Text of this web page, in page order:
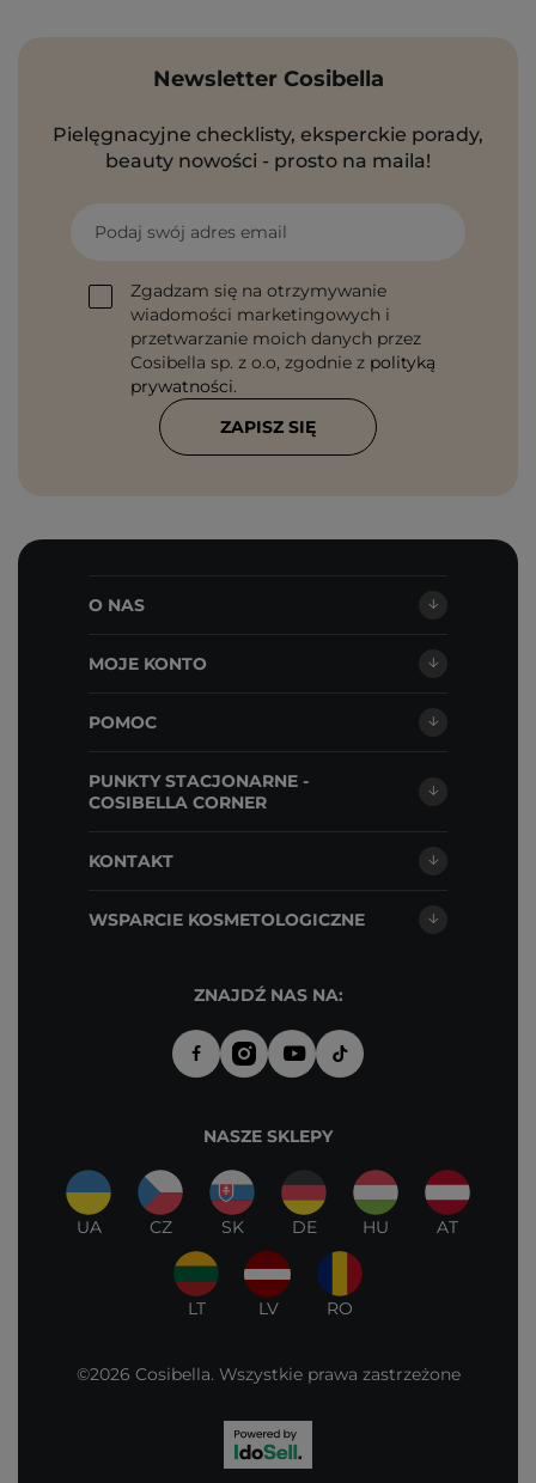
Newsletter Cosibella
Pielęgnacyjne checklisty, eksperckie porady,
beauty nowości - prosto na maila!
Podaj swój adres email
Zgadzam się na otrzymywanie
wiadomości marketingowych i
przetwarzanie moich danych przez
Cosibella sp. z o.o, zgodnie z polityką
prywatności.
ZAPISZ SIĘ
O NAS
MOJE KONTO
POMOC
PUNKTY STACJONARNE -
COSIBELLA CORNER
KONTAKT
WSPARCIE KOSMETOLOGICZNE
ZNAJDŹ NAS NA:
NASZE SKLEPY
UA CZ SK DE HU AT
LT LV RO
©2026 Cosibella. Wszystkie prawa zastrzeżone